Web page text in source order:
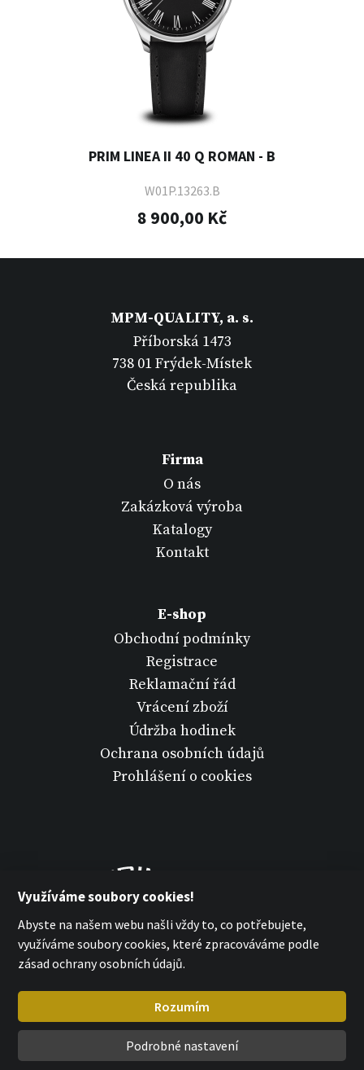
PRIM LINEA II 40 Q ROMAN - B
W01P.13263.B
8 900,00 Kč
MPM-QUALITY, a. s.
Příborská 1473
738 01 Frýdek-Místek
Česká republika
Firma
O nás
Zakázková výroba
Katalogy
Kontakt
E-shop
Obchodní podmínky
Registrace
Reklamační řád
Vrácení zboží
Údržba hodinek
Ochrana osobních údajů
Prohlášení o cookies
MPM Quality 2026
Využíváme soubory cookies!
Abyste na našem webu našli vždy to, co potřebujete,
využíváme soubory cookies, které zpracováváme podle
zásad ochrany osobních údajů.
Rozumím
Podrobné nastavení